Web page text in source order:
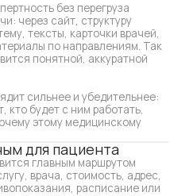
сильнее и убедительнее:
будет с ним работать,
этому медицинскому
пациента
главным маршрутом
врача, стоимость, адрес,
расписание или
часть заявок
пациенту было проще
выбрать услугу,
преимущества клиники
часть здесь
логикой и удобством.